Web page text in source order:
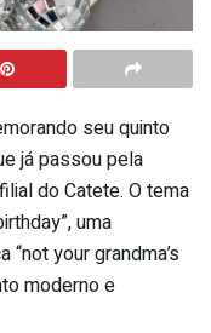
seu quinto
já passou pela
do Catete. O tema
uma
your grandma’s
moderno e